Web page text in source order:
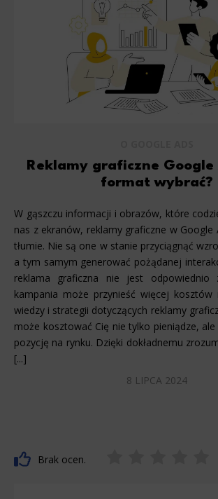
Reklamy graficzne Google
format wybrać?
W gąszczu informacji i obrazów, które
nas z ekranów, reklamy graficzne w Google
tłumie. Nie są one w stanie przyciągnąć
a tym samym generować pożądanej
reklama graficzna nie jest odpowiednio
kampania może przynieść więcej kosztów
wiedzy i strategii dotyczących reklamy
może kosztować Cię nie tylko pieniądze,
pozycję na rynku. Dzięki dokładnemu
[...]
8 LIPCA 2024
Brak ocen.